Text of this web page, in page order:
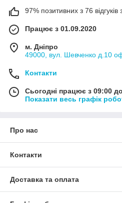
97% позитивних з 76 відгуків
Працює з 01.09.2020
м. Дніпро
49000, вул. Шевченко д.10
Контакти
Сьогодні працює з 09:00
Показати весь графік
Про нас
Контакти
Доставка та оплата